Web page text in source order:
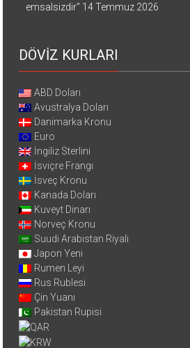
emsalsizdir” 14 Temmuz 2026
DÖVİZ KURLARI
ABD Doları
Avustralya Doları
Danimarka Kronu
Euro
İngiliz Sterlini
İsviçre Frangı
İsveç Kronu
Kanada Doları
Kuveyt Dinarı
Norveç Kronu
Suudi Arabistan Riyali
Japon Yeni
Rumen Leyi
Rus Rublesi
Çin Yuanı
Pakistan Rupisi